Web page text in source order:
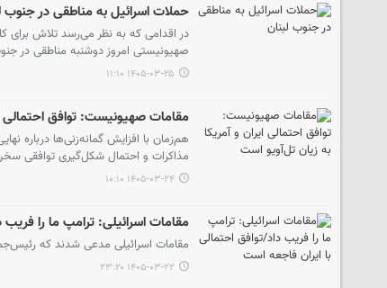
حملات اسرائیل به مناطقی در جنوب
در اقدامی که به نظر می‌رسد تلاش برای
صهیونیستی امروز دوشنبه مناطقی در
۱۴۰۵-۰۳-۲۵ ۱۱:۱۰
مقامات صهیونیست: توافق احتمالی
هم‌زمان با افزایش گمانه‌زنی‌ها درباره
مذاکرات و احتمال شکل‌گیری توافقی سخن
۱۴۰۵-۰۳-۲۴ ۱۰:۱۰
مقامات اسرائیلی: ترامپ ما را
مقامات اسرائیلی مدعی شدند که
۱۴۰۵-۰۳-۲۲ ۲۳:۲۰